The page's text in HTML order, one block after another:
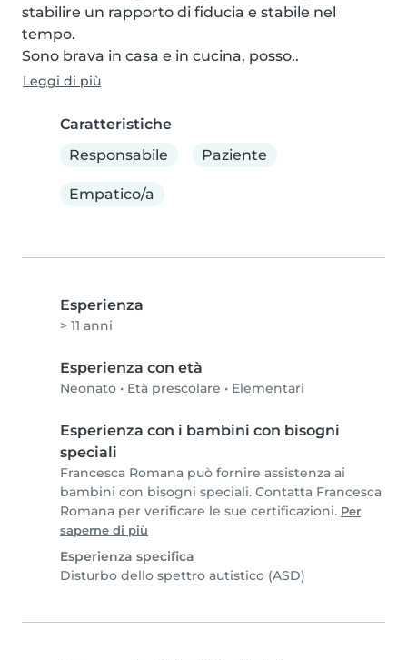
stabilire un rapporto di fiducia e stabile nel
tempo.
Sono brava in casa e in cucina, posso..
Leggi di più
Caratteristiche
Responsabile
Paziente
Empatico/a
Esperienza
> 11 anni
Esperienza con età
Neonato • Età prescolare • Elementari
Esperienza con i bambini con bisogni
speciali
Francesca Romana può fornire assistenza ai
bambini con bisogni speciali. Contatta Francesca
Romana per verificare le sue certificazioni. Per
saperne di più
Esperienza specifica
Disturbo dello spettro autistico (ASD)